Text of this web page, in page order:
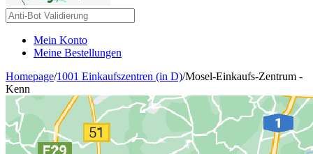
Mein Konto
Meine Bestellungen
Homepage/1001 Einkaufszentren (in D)/Mosel-Einkaufs-Zentrum -
Kenn